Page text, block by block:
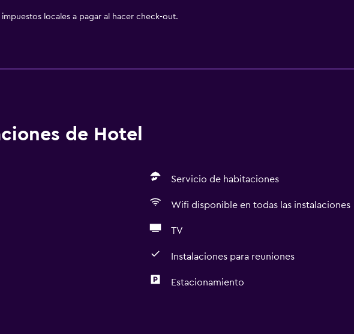
locales a pagar al hacer check-out.
de Hotel
Servicio de habitaciones
Wifi disponible en todas las instalaciones
TV
Instalaciones para reuniones
Estacionamiento